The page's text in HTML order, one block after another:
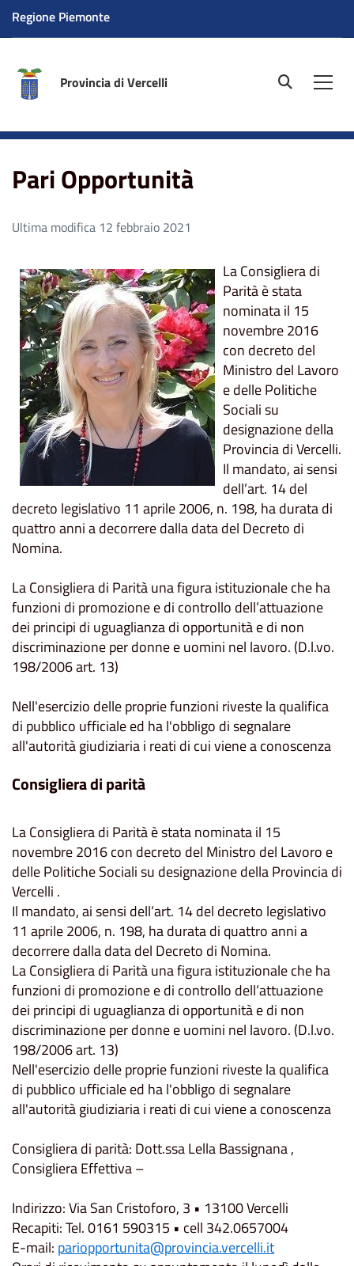
Regione Piemonte
Provincia di Vercelli site.searc
Pari Opportunità
Ultima modifica 12 febbraio 2021
La Consigliera di
Parità è stata
nominata il 15
novembre 2016
con decreto del
Ministro del Lavoro
e delle Politiche
Sociali su
designazione della
Provincia di Vercelli.
Il mandato, ai sensi
dell’art. 14 del
decreto legislativo 11 aprile 2006, n. 198, ha durata di
quattro anni a decorrere dalla data del Decreto di
Nomina.
La Consigliera di Parità una figura istituzionale che ha
funzioni di promozione e di controllo dell’attuazione
dei principi di uguaglianza di opportunità e di non
discriminazione per donne e uomini nel lavoro. (D.l.vo.
198/2006 art. 13)
Nell'esercizio delle proprie funzioni riveste la qualifica
di pubblico ufficiale ed ha l'obbligo di segnalare
all'autorità giudiziaria i reati di cui viene a conoscenza
Consigliera di parità
La Consigliera di Parità è stata nominata il 15
novembre 2016 con decreto del Ministro del Lavoro e
delle Politiche Sociali su designazione della Provincia di
Vercelli .
Il mandato, ai sensi dell’art. 14 del decreto legislativo
11 aprile 2006, n. 198, ha durata di quattro anni a
decorrere dalla data del Decreto di Nomina.
La Consigliera di Parità una figura istituzionale che ha
funzioni di promozione e di controllo dell’attuazione
dei principi di uguaglianza di opportunità e di non
discriminazione per donne e uomini nel lavoro. (D.l.vo.
198/2006 art. 13)
Nell'esercizio delle proprie funzioni riveste la qualifica
di pubblico ufficiale ed ha l'obbligo di segnalare
all'autorità giudiziaria i reati di cui viene a conoscenza
Consigliera di parità: Dott.ssa Lella Bassignana ,
Consigliera Effettiva –
Indirizzo: Via San Cristoforo, 3 • 13100 Vercelli
Recapiti: Tel. 0161 590315 • cell 342.0657004
E-mail: pariopportunita@provincia.vercelli.it